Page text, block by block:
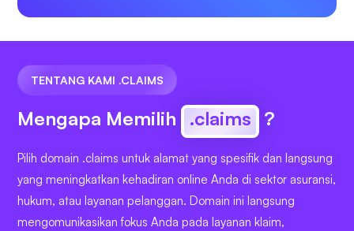
TENTANG KAMI .CLAIMS
Mengapa Memilih .claims ?
Pilih domain .claims untuk alamat yang spesifik dan langsung
yang meningkatkan kehadiran online Anda di sektor asuransi,
hukum, atau layanan pelanggan. Domain ini langsung
mengomunikasikan fokus Anda pada layanan klaim,